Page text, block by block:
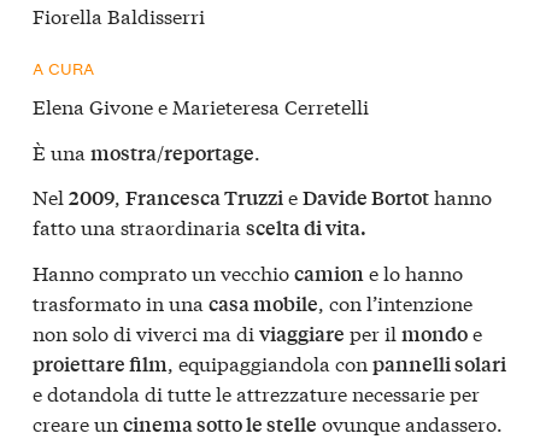
Fiorella Baldisserri
A CURA
Elena Givone e Marieteresa Cerretelli
È una mostra/reportage.
Nel 2009, Francesca TruzzieDavide Bortothanno
fatto una straordinaria scelta di vita.
Hanno comprato un vecchiocamione lo hanno
trasformato in una casa mobile, con l’intenzione
non solo di viverci ma di viaggiare per il mondoe
proiettare film, equipaggiandola con pannelli solari
e dotandola di tutte le attrezzature necessarie per
creare un cinema sotto le stelle ovunque andassero.